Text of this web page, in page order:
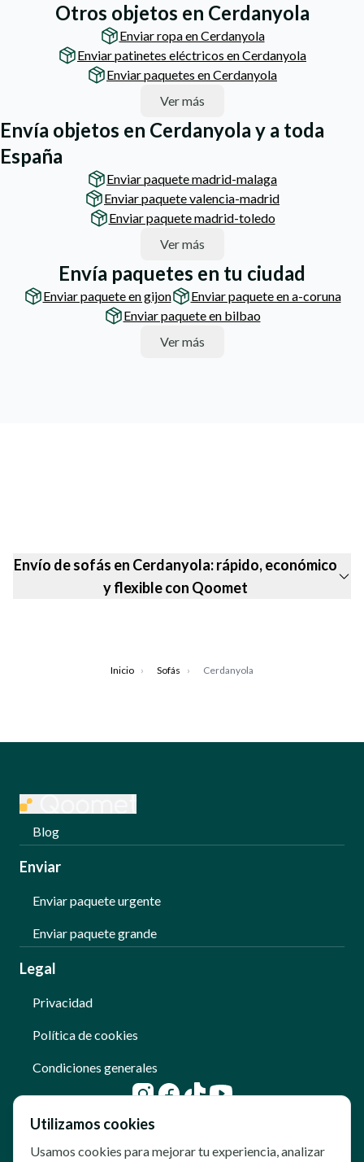
Otros objetos en Cerdanyola
Enviar ropa en Cerdanyola
Enviar patinetes eléctricos en Cerdanyola
Enviar paquetes en Cerdanyola
Ver más
Envía objetos en Cerdanyola y a toda
España
Enviar paquete madrid-malaga
Enviar paquete valencia-madrid
Enviar paquete madrid-toledo
Ver más
Envía paquetes en tu ciudad
Enviar paquete en gijon
Enviar paquete en a-coruna
Enviar paquete en bilbao
Ver más
Envío de sofás en Cerdanyola: rápido, económico
y flexible con Qoomet
Inicio › Sofás › Cerdanyola
Blog
Enviar
Enviar paquete urgente
Enviar paquete grande
Legal
Privacidad
Política de cookies
Condiciones generales
Utilizamos cookies
Usamos cookies para mejorar tu experiencia, analizar